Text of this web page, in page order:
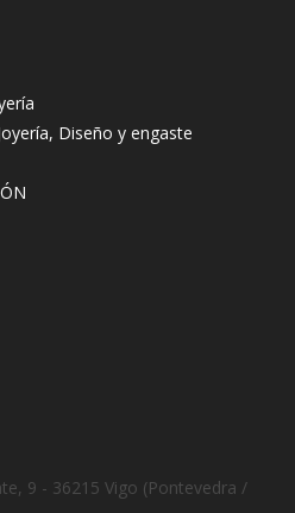
Diseño y engaste
9 - 36215 Vigo (Pontevedra /